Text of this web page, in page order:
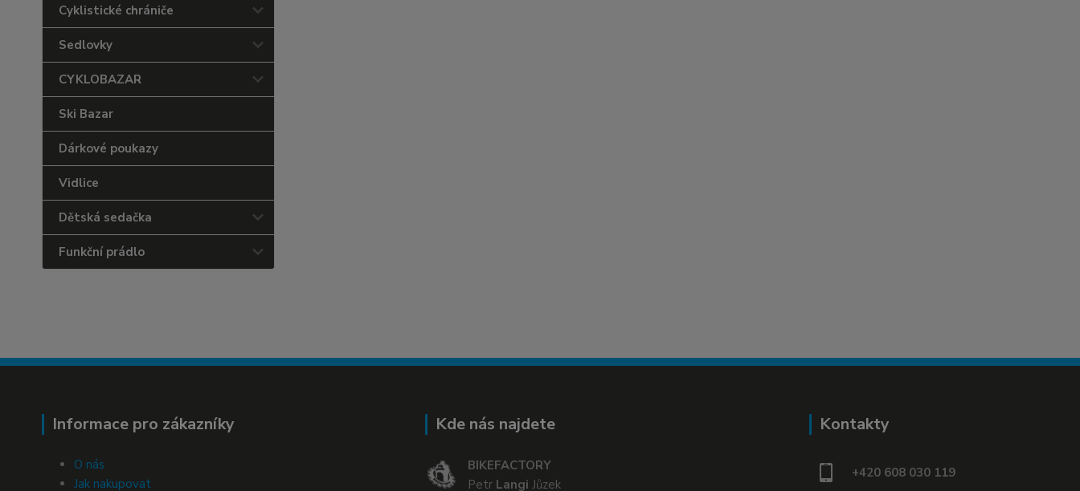
Cyklistické chrániče
Sedlovky
CYKLOBAZAR
Ski Bazar
Dárkové poukazy
Vidlice
Dětská sedačka
Funkční prádlo
Informace pro zákazníky
O nás
Jak nakupovat
Kde nás najdete
BIKEFACTORY
Petr Langi Jůzek
Kontakty
+420 608 030 119